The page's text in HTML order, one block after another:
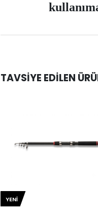
TAVSIYE EDILEN
YENI